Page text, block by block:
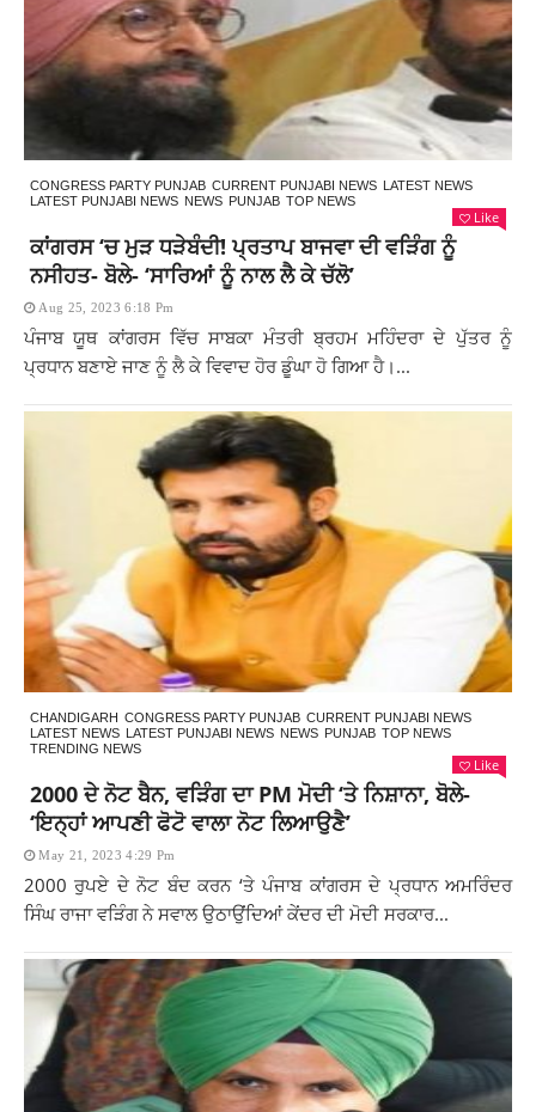
CONGRESS PARTY PUNJAB CURRENT PUNJABI NEWS LATEST NEWS
LATEST PUNJABI NEWS NEWS PUNJAB TOP NEWS
Like
ਕਾਂਗਰਸ ‘ਚ ਮੁੜ ਧੜੇਬੰਦੀ! ਪ੍ਰਤਾਪ ਬਾਜਵਾ ਦੀ ਵੜਿੰਗ ਨੂੰ
ਨਸੀਹਤ- ਬੋਲੇ- ‘ਸਾਰਿਆਂ ਨੂੰ ਨਾਲ ਲੈ ਕੇ ਚੱਲੋ’
Aug 25, 2023 6:18 Pm
ਪੰਜਾਬ ਯੂਥ ਕਾਂਗਰਸ ਵਿੱਚ ਸਾਬਕਾ ਮੰਤਰੀ ਬ੍ਰਹਮ ਮਹਿੰਦਰਾ ਦੇ ਪੁੱਤਰ ਨੂੰ
ਪ੍ਰਧਾਨ ਬਣਾਏ ਜਾਣ ਨੂੰ ਲੈ ਕੇ ਵਿਵਾਦ ਹੋਰ ਡੂੰਘਾ ਹੋ ਗਿਆ ਹੈ।...
CHANDIGARH CONGRESS PARTY PUNJAB CURRENT PUNJABI NEWS
LATEST NEWS LATEST PUNJABI NEWS NEWS PUNJAB TOP NEWS
TRENDING NEWS
Like
2000 ਦੇ ਨੋਟ ਬੈਨ, ਵੜਿੰਗ ਦਾ PM ਮੋਦੀ ‘ਤੇ ਨਿਸ਼ਾਨਾ, ਬੋਲੇ-
‘ਇਨ੍ਹਾਂ ਆਪਣੀ ਫੋਟੋ ਵਾਲਾ ਨੋਟ ਲਿਆਉਣੈ’
May 21, 2023 4:29 Pm
2000 ਰੁਪਏ ਦੇ ਨੋਟ ਬੰਦ ਕਰਨ ‘ਤੇ ਪੰਜਾਬ ਕਾਂਗਰਸ ਦੇ ਪ੍ਰਧਾਨ ਅਮਰਿੰਦਰ
ਸਿੰਘ ਰਾਜਾ ਵੜਿੰਗ ਨੇ ਸਵਾਲ ਉਠਾਉਂਦਿਆਂ ਕੇਂਦਰ ਦੀ ਮੋਦੀ ਸਰਕਾਰ...